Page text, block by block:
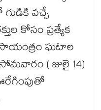
వచ్చే
కోసం ప్రత్యేక
సాయంత్రం ఘటాల
( జులై 14)